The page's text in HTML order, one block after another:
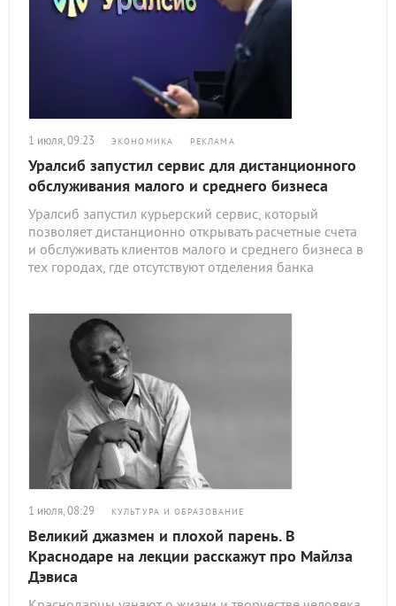
1 июля, 09:23 ЭКОНОМИКА РЕКЛАМА
Уралсиб запустил сервис для дистанционного
обслуживания малого и среднего бизнеса
Уралсиб запустил курьерский сервис, который
позволяет дистанционно открывать расчетные счета
и обслуживать клиентов малого и среднего бизнеса в
тех городах, где отсутствуют отделения банка
1 июля, 08:29 КУЛЬТУРА И ОБРАЗОВАНИЕ
Великий джазмен и плохой парень. В
Краснодаре на лекции расскажут про Майлза
Дэвиса